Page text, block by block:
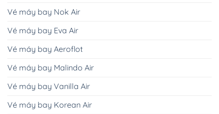
Vé máy bay Nok Air
Vé máy bay Eva Air
Vé máy bay Aeroflot
Vé máy bay Malindo Air
Vé máy bay Vanilla Air
Vé máy bay Korean Air